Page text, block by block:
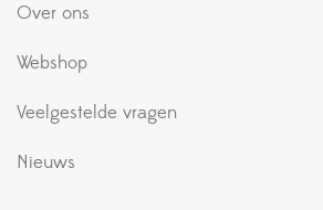
Over ons
Webshop
Veelgestelde vragen
Nieuws